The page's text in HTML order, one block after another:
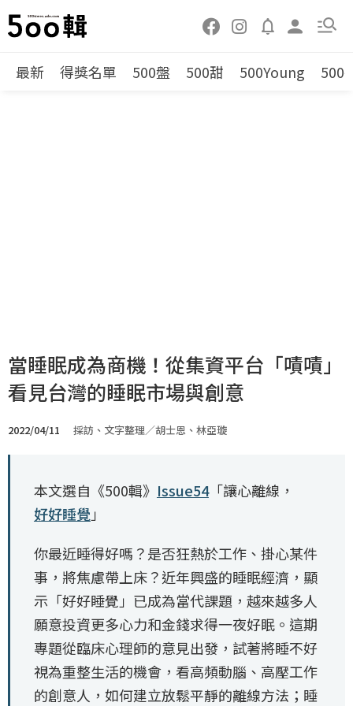
最新 得獎名單 500盤 500甜 500Young 500
當睡眠成為商機！從集資平台「嘖嘖」
看見台灣的睡眠市場與創意
2022/04/11 採訪、文字整理／胡士恩、林亞璇
本文選自《500輯》 Issue54「讓心離線，
好好睡覺 」
你最近睡得好嗎？是否狂熱於工作、掛心某件
事，將焦慮帶上床？近年興盛的睡眠經濟，顯
示「好好睡覺」已成為當代課題，越來越多人
願意投資更多心力和金錢求得一夜好眠。這期
專題從臨床心理師的意見出發，試著將睡不好
視為重整生活的機會，看高頻動腦、高壓工作
的創意人，如何建立放鬆平靜的離線方法；睡